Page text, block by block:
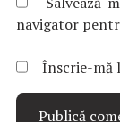
navigator
Înscrie-mă